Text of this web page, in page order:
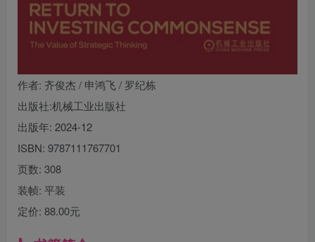
作者: 齐俊杰 / 申鸿飞 / 罗纪栋
出版社:机械工业出版社
出版年: 2024-12
ISBN: 9787111767701
页数: 308
装帧: 平装
定价: 88.00元